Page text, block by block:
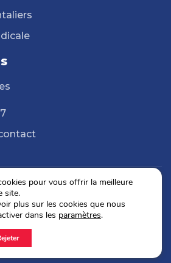
de confidentialité
légales
Tous droits réservés.
pour vous offrir la meilleure
site.
plus sur les cookies que nous
dans les paramètres.